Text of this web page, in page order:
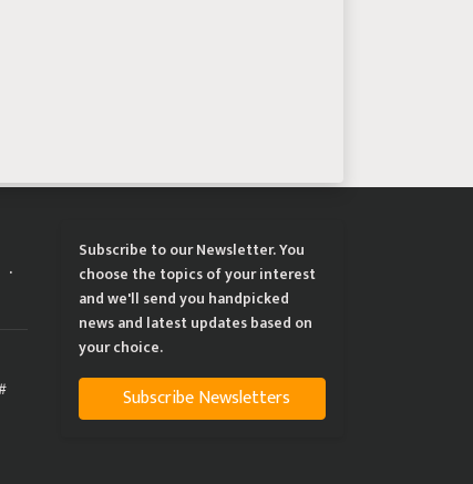
Subscribe to our Newsletter. You
choose the topics of your interest
and we'll send you handpicked
news and latest updates based on
your choice.
Subscribe Newsletters